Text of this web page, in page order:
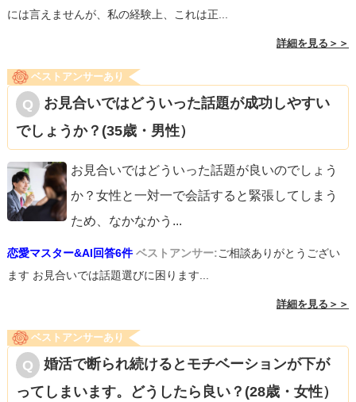
なかなか初めて会う方を見極めるのって難易度が高いです
が
ご参考になれば幸いです。応援してます！
には言えませんが、私の経験上、これは正...
詳細を見る＞＞
ベストアンサーあり
お見合いではどういった話題が成功しやすい
でしょうか？(35歳・男性）
お見合いではどういった話題が良いのでしょう
か？女性と一対一で会話すると緊張してしまう
ため、なかなかう ...
恋愛マスター&AI回答6件 ベストアンサー:ご相談ありがとうござい
ます お見合いでは話題選びに困ります...
詳細を見る＞＞
ベストアンサーあり
婚活で断られ続けるとモチベーションが下が
ってしまいます。どうしたら良い？(28歳・女性）